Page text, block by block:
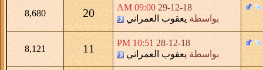
29-12-18
09:00 AM
بواسطة يعقوب العمراني 20
8,680
28-12-18
10:51 PM
بواسطة يعقوب العمراني 11
8,121